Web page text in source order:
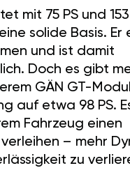
mit 75 PS und
solide Basis. Er
und ist damit
Doch es gibt
GÄN GT-
auf etwa 98 PS.
Fahrzeug einen
– mehr
zu